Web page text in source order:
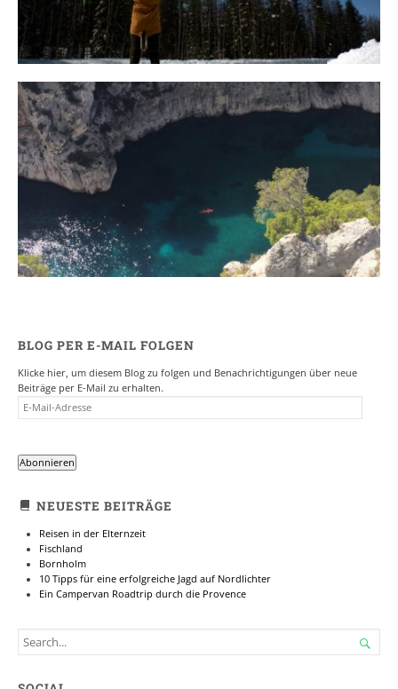
Ein Campervan Roadtrip durch die
BLOG PER E-MAIL FOLGEN
Klicke hier, um diesem Blog zu folgen und Benachrichtigungen über neue
Beiträge per E-Mail zu erhalten.
E-
MAIL-
Abonnieren
NEUESTE BEITRÄGE
Reisen in der Elternzeit
Fischland
Bornholm
10 Tipps für eine erfolgreiche Jagd auf Nordlichter
Ein Campervan Roadtrip durch die Provence
SEARCH
FOR...
